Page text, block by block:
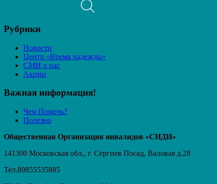
Рубрики
Новости
Центр «Время надежды»
СМИ о нас
Акции
Важная информация!
Чем Помочь?
Полезно
Общественная Организация инвалидов «СИДИ»
141300 Московская обл., г. Сергиев Посад, Валовая д.28
Тел.89855535885